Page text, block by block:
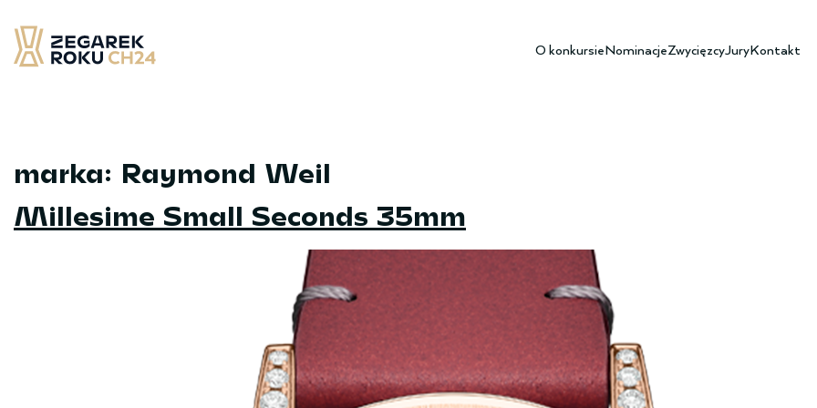
to
content
O konkursieNominacjeZwycięzcyJuryKontakt
marka: Raymond Weil
Millesime Small Seconds 35mm